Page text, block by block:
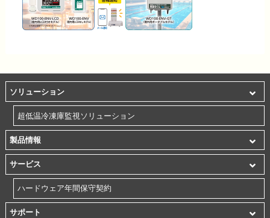
ソリューション
超低温冷凍庫監視ソリューション
製品情報
サービス
ハードウェア年間保守契約
サポート